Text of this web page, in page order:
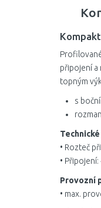
připojení a
topným
s
• Rozteč
•
Provozní
• max.